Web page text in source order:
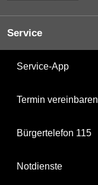
Service
Service-App
Termin vereinbaren
Bürgertelefon 115
Notdienste